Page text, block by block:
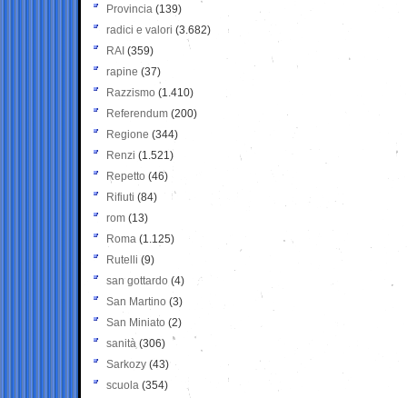
Provincia (139)
radici e valori (3.682)
RAI (359)
rapine (37)
Razzismo (1.410)
Referendum (200)
Regione (344)
Renzi (1.521)
Repetto (46)
Rifiuti (84)
rom (13)
Roma (1.125)
Rutelli (9)
san gottardo (4)
San Martino (3)
San Miniato (2)
sanità (306)
Sarkozy (43)
scuola (354)